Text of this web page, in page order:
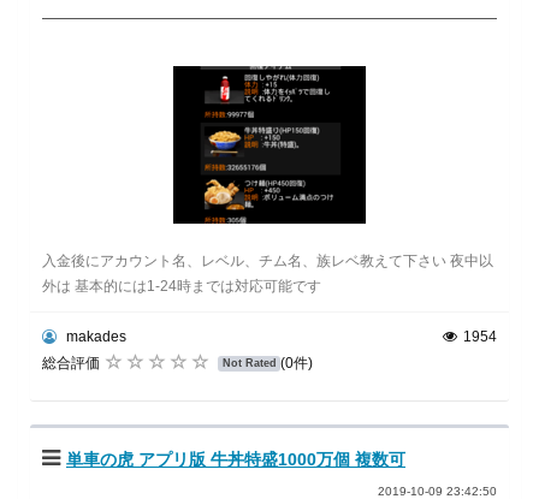
入金後にアカウント名、レベル、チム名、族レベ教えて下さい 夜中以
外は 基本的には1-24時までは対応可能です
makades
総合評価
Not Rated (0件)
1954
単車の虎 アプリ版 牛丼特盛1000万個 複数可
2019-10-09 23:42:50